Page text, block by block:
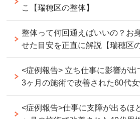
こ【瑞穂区の整体】
整体って何回通えばいいの？お
せた目安を正直に解説【瑞穂区
<症例報告> 立ち仕事に影響が
3ヶ月の施術で改善された60代
<症例報告>仕事に支障が出るほ